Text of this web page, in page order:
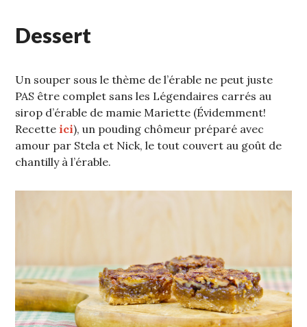
Dessert
Un souper sous le thème de l’érable ne peut juste
PAS être complet sans les Légendaires carrés au
sirop d’érable de mamie Mariette (Évidemment!
Recette ici), un pouding chômeur préparé avec
amour par Stela et Nick, le tout couvert au goût de
chantilly à l’érable.